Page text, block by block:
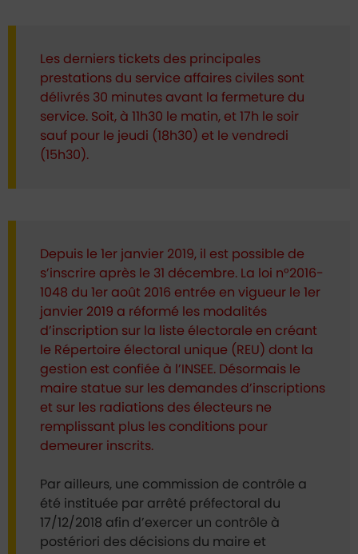
Les derniers tickets des principales
prestations du service affaires civiles sont
délivrés 30 minutes avant la fermeture du
service. Soit, à 11h30 le matin, et 17h le soir
sauf pour le jeudi (18h30) et le vendredi
(15h30).
Depuis le 1er janvier 2019, il est possible de
s’inscrire après le 31 décembre. La loi n°2016-
1048 du 1er août 2016 entrée en vigueur le 1er
janvier 2019 a réformé les modalités
d’inscription sur la liste électorale en créant
le Répertoire électoral unique (REU) dont la
gestion est confiée à l’INSEE. Désormais le
maire statue sur les demandes d’inscriptions
et sur les radiations des électeurs ne
remplissant plus les conditions pour
demeurer inscrits.
Par ailleurs, une commission de contrôle a
été instituée par arrêté préfectoral du
17/12/2018 afin d’exercer un contrôle à
postériori des décisions du maire et